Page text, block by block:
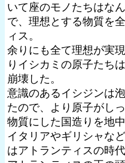
いて座のモノたちはな
で、理想とする物質を
ィス。
余りにも全て理想が実
りイシカミの原子たち
崩壊した。
意識のあるイシジンは
たので、より原子がし
物質にした国造りを地中
イタリアやギリシャな
はアトランティスの時